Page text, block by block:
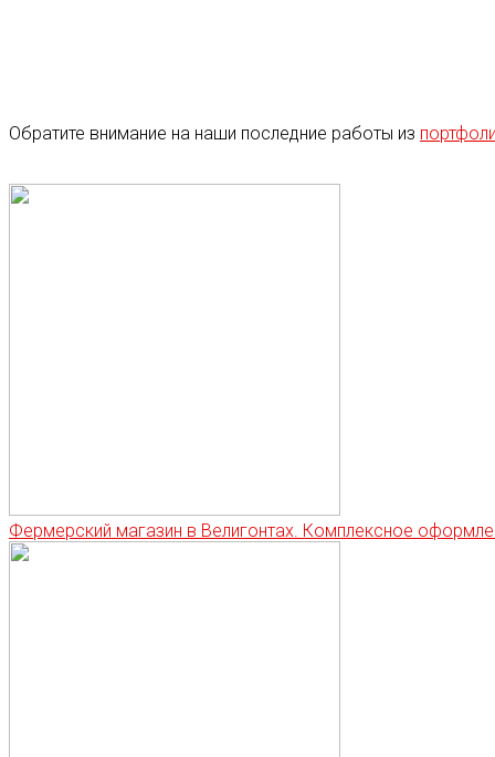
Обратите внимание на наши последние работы из
Фермерский магазин в Велигонтах. Комплексное